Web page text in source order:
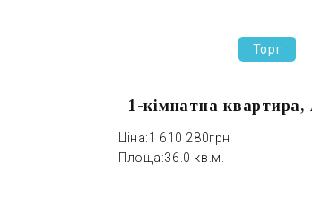
Торг
1-кімнатна квартира,
Ціна:1 610 280грн
Площа:36.0 кв.м.